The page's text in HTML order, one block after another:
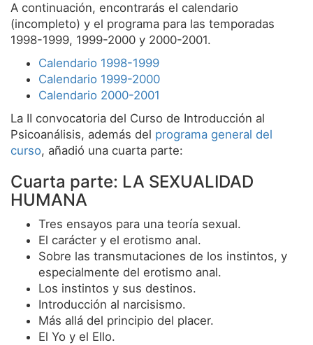
A continuación, encontrarás el calendario
(incompleto) y el programa para las temporadas
1998-1999, 1999-2000 y 2000-2001.
Calendario 1998-1999
Calendario 1999-2000
Calendario 2000-2001
La II convocatoria del Curso de Introducción al
Psicoanálisis, además del programa general del
curso, añadió una cuarta parte:
Cuarta parte: LA SEXUALIDAD
HUMANA
Tres ensayos para una teoría sexual.
El carácter y el erotismo anal.
Sobre las transmutaciones de los instintos, y
especialmente del erotismo anal.
Los instintos y sus destinos.
Introducción al narcisismo.
Más allá del principio del placer.
El Yo y el Ello.